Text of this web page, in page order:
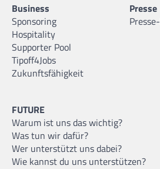
Business
Sponsoring
Hospitality
Supporter Pool
Tipoff4Jobs
Zukunftsfähigkeit
Presse
FUTURE
Warum ist uns das wichtig?
Was tun wir dafür?
Wer unterstützt uns dabei?
Wie kannst du uns unterstützen?